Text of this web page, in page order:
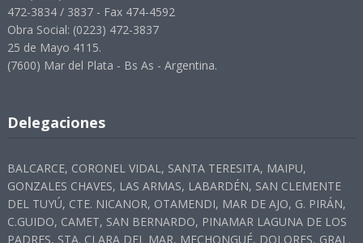
472-3834 / 3837 - Fax 474-4592
Obra Social: (0223) 472-3837
25 de Mayo 4115.
(7600) Mar del Plata - Bs As - Argentina.
Delegaciones
BALCARCE, CORONEL VIDAL, SANTA TERESITA, MAIPU,
GONZALES CHAVES, LAS ARMAS, LABARDÉN, SAN CLEMENTE
DEL TUYÚ, CTE. NICANOR, OTAMENDI, MAR DE AJO, G. PIRÁN,
C.GUIDO, CAMET, SAN BERNARDO, PINAMAR LAGUNA DE LOS
PADRES, STA. CLARA DEL MAR, MECHONGUÉ, DOLORES, GRAL.